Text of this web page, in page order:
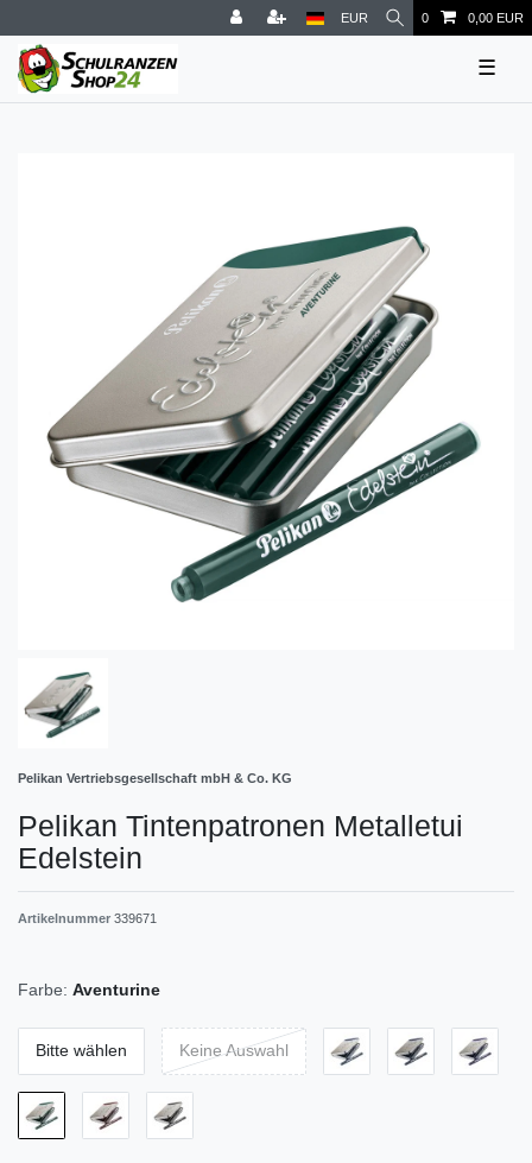
EUR 0 0,00 EUR
☰
Pelikan Vertriebsgesellschaft mbH & Co. KG
Pelikan Tintenpatronen Metalletui
Edelstein
Artikelnummer 339671
Farbe: Aventurine
Bitte wählen Keine Auswahl